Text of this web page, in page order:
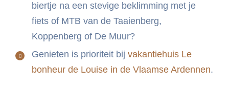
biertje na een stevige beklimming met je
fiets of MTB van de Taaienberg,
Koppenberg of De Muur?
Genieten is prioriteit bij vakantiehuis Le
bonheur de Louise in de Vlaamse Ardennen.